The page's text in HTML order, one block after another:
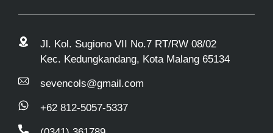
Jl. Kol. Sugiono VII No.7 RT/RW 08/02
Kec. Kedungkandang, Kota Malang 65134
sevencols@gmail.com
+62 812-5057-5337